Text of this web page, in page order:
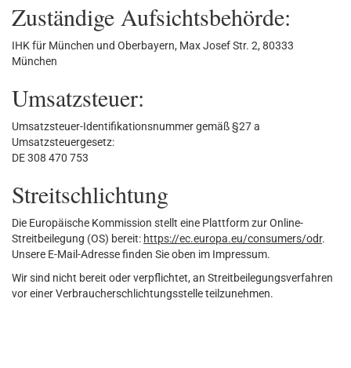
Zuständige Aufsichtsbehörde:
IHK für München und Oberbayern, Max Josef Str. 2, 80333
München
Umsatzsteuer:
Umsatzsteuer-Identifikationsnummer gemäß §27 a
Umsatzsteuergesetz:
DE 308 470 753
Streitschlichtung
Die Europäische Kommission stellt eine Plattform zur Online-
Streitbeilegung (OS) bereit: https://ec.europa.eu/consumers/odr.
Unsere E-Mail-Adresse finden Sie oben im Impressum.
Wir sind nicht bereit oder verpflichtet, an Streitbeilegungsverfahren
vor einer Verbraucherschlichtungsstelle teilzunehmen.